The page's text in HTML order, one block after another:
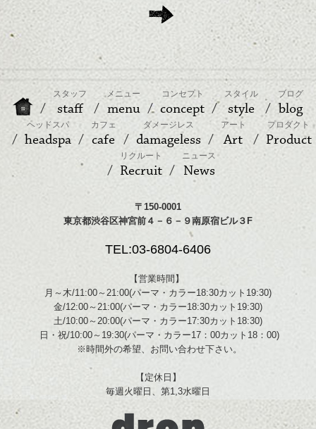
スタッフ
staff
メニュー
menu
コンセプト
concept
スタイル
style
ブログ
blog
ヘッドスパ
headspa
カフェ
cafe
ダメージレス
damageless
アート
Art
プロダクト
Product
リクルート
Recruit
ニュース
News
〒150-0001
東京都渋谷区神宮前４－６－９南原宿ビル３F
TEL:03-6804-6406
【営業時間】
月～木/11:00～21:00(パーマ・カラー18:30カット19:30)
金/12:00～21:00(パーマ・カラー18:30カット19:30)
土/10:00～20:00(パーマ・カラー17:30カット18:30)
日・祝/10:00～19:30(パーマ・カラー17：00カット18：00)
※時間外の希望、お問い合わせ下さい。
【定休日】
毎週火曜日、第1,3水曜日